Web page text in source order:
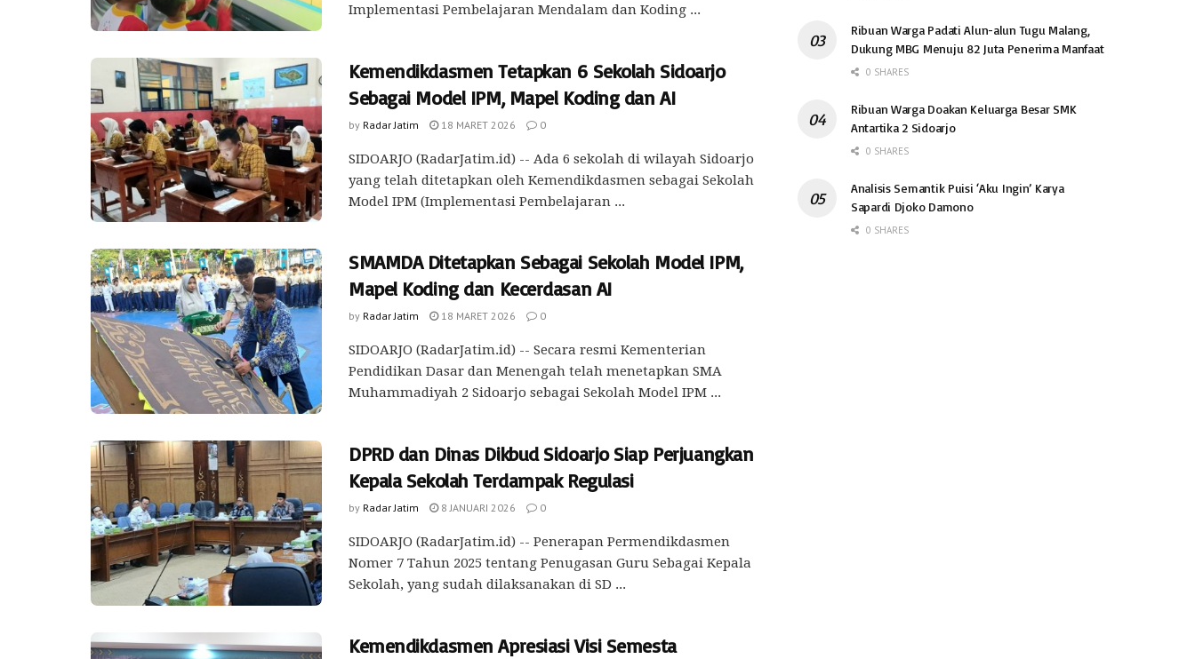
Implementasi Pembelajaran Mendalam dan Koding ...
Kemendikdasmen Tetapkan 6 Sekolah Sidoarjo
Sebagai Model IPM, Mapel Koding dan AI
by Radar Jatim 18 MARET 2026 0
SIDOARJO (RadarJatim.id) -- Ada 6 sekolah di wilayah Sidoarjo
yang telah ditetapkan oleh Kemendikdasmen sebagai Sekolah
Model IPM (Implementasi Pembelajaran ...
SMAMDA Ditetapkan Sebagai Sekolah Model IPM,
Mapel Koding dan Kecerdasan AI
by Radar Jatim 18 MARET 2026 0
SIDOARJO (RadarJatim.id) -- Secara resmi Kementerian
Pendidikan Dasar dan Menengah telah menetapkan SMA
Muhammadiyah 2 Sidoarjo sebagai Sekolah Model IPM ...
DPRD dan Dinas Dikbud Sidoarjo Siap Perjuangkan
Kepala Sekolah Terdampak Regulasi
by Radar Jatim 8 JANUARI 2026 0
SIDOARJO (RadarJatim.id) -- Penerapan Permendikdasmen
Nomer 7 Tahun 2025 tentang Penugasan Guru Sebagai Kepala
Sekolah, yang sudah dilaksanakan di SD ...
Kemendikdasmen Apresiasi Visi Semesta
Ribuan Warga Padati Alun-alun Tugu Malang,
Dukung MBG Menuju 82 Juta Penerima Manfaat
0 SHARES
Ribuan Warga Doakan Keluarga Besar SMK
Antartika 2 Sidoarjo
0 SHARES
Analisis Semantik Puisi ‘Aku Ingin’ Karya
Sapardi Djoko Damono
0 SHARES